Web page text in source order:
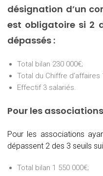
désignation d’un
est obligatoire si 2
dépassés :
Total bilan 230 000€;
Total du Chiffre d’affaires
Effectif 3 salariés.
Pour les
Pour les associations
dépassent 2 des 3 seuils
Total bilan 1 550 000€;